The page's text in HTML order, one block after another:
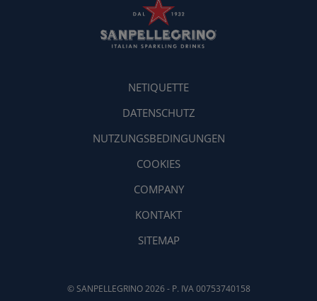
NETIQUETTE
DATENSCHUTZ
NUTZUNGSBEDINGUNGEN
COOKIES
COMPANY
KONTAKT
SITEMAP
© SANPELLEGRINO 2026 - P. IVA 00753740158